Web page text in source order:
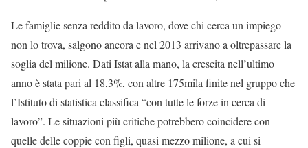
Le famiglie senza reddito da lavoro, dove chi cerca un impiego
non lo trova, salgono ancora e nel 2013 arrivano a oltrepassare la
soglia del milione. Dati Istat alla mano, la crescita nell’ultimo
anno è stata pari al 18,3%, con altre 175mila finite nel gruppo che
l’Istituto di statistica classifica “con tutte le forze in cerca di
lavoro”. Le situazioni più critiche potrebbero coincidere con
quelle delle coppie con figli, quasi mezzo milione, a cui si